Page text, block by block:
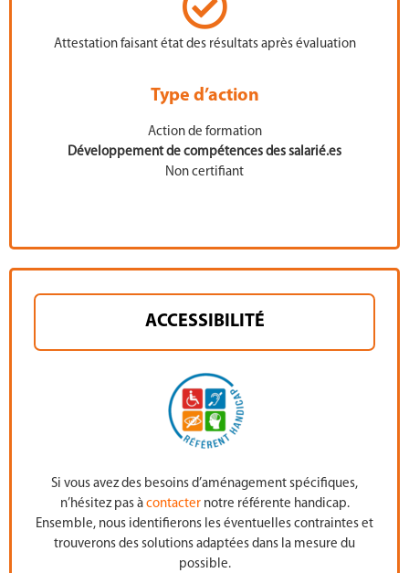
Attestation faisant état des résultats après évaluation
Type d’action
Action de formation
Développement de compétences des salarié.es
Non certifiant
ACCESSIBILITÉ
Si vous avez des besoins d’aménagement spécifiques,
n’hésitez pas à contacternotre référente handicap.
Ensemble, nous identifierons les éventuelles contraintes et
trouverons des solutions adaptées dans la mesure du
possible.